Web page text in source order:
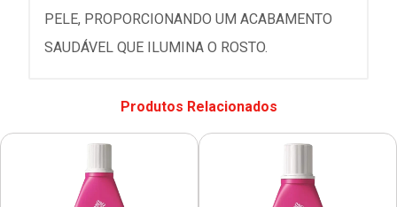
PELE, PROPORCIONANDO UM ACABAMENTO
SAUDÁVEL QUE ILUMINA O ROSTO.
Produtos Relacionados